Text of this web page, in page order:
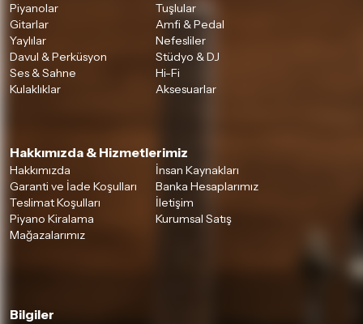
Piyanolar
Tuşlular
Gitarlar
Amfi & Pedal
Yaylılar
Nefesliler
Davul & Perküsyon
Stüdyo & DJ
Ses & Sahne
Hi-Fi
Kulaklıklar
Aksesuarlar
Hakkımızda & Hizmetlerimiz
Hakkımızda
İnsan Kaynakları
Garanti ve İade Koşulları
Banka Hesaplarımız
Teslimat Koşulları
İletişim
Piyano Kiralama
Kurumsal Satış
Mağazalarımız
Bilgiler